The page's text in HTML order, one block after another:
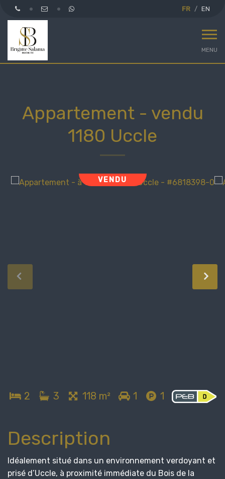
FR EN
MENU
Appartement - vendu
1180 Uccle
VENDU
2 3 118 m² 1 1
Description
Idéalement situé dans un environnement verdoyant et
prisé d’Uccle, à proximité immédiate du Bois de la